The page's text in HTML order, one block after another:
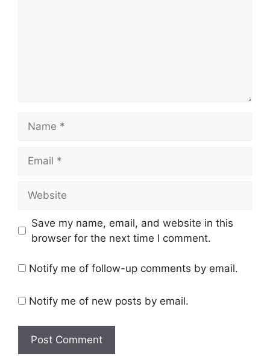
Save my name, email, and website in this
browser for the next time I comment.
Notify me of follow-up comments by email.
Notify me of new posts by email.